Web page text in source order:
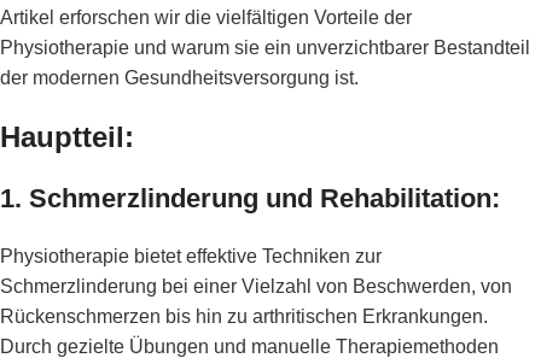
Artikel erforschen wir die vielfältigen Vorteile der
Physiotherapie und warum sie ein unverzichtbarer Bestandteil
der modernen Gesundheitsversorgung ist.
Hauptteil:
1. Schmerzlinderung und Rehabilitation:
Physiotherapie bietet effektive Techniken zur
Schmerzlinderung bei einer Vielzahl von Beschwerden, von
Rückenschmerzen bis hin zu arthritischen Erkrankungen.
Durch gezielte Übungen und manuelle Therapiemethoden